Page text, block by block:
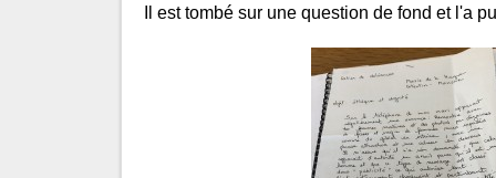
Il est tombé sur une question de fond et l'a